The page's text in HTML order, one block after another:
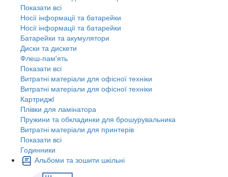
Показати всі
Носії інформації та батарейки
Носії інформації та батарейки
Батарейки та акумулятори
Диски та дискети
Флеш-пам'ять
Показати всі
Витратні матеріали для офісної техніки
Витратні матеріали для офісної техніки
Картриджi
Плівки для ламінатора
Пружини та обкладинки для брошурувальника
Витратні матеріали для принтерів
Показати всі
Годинники
Альбоми та зошити шкільні